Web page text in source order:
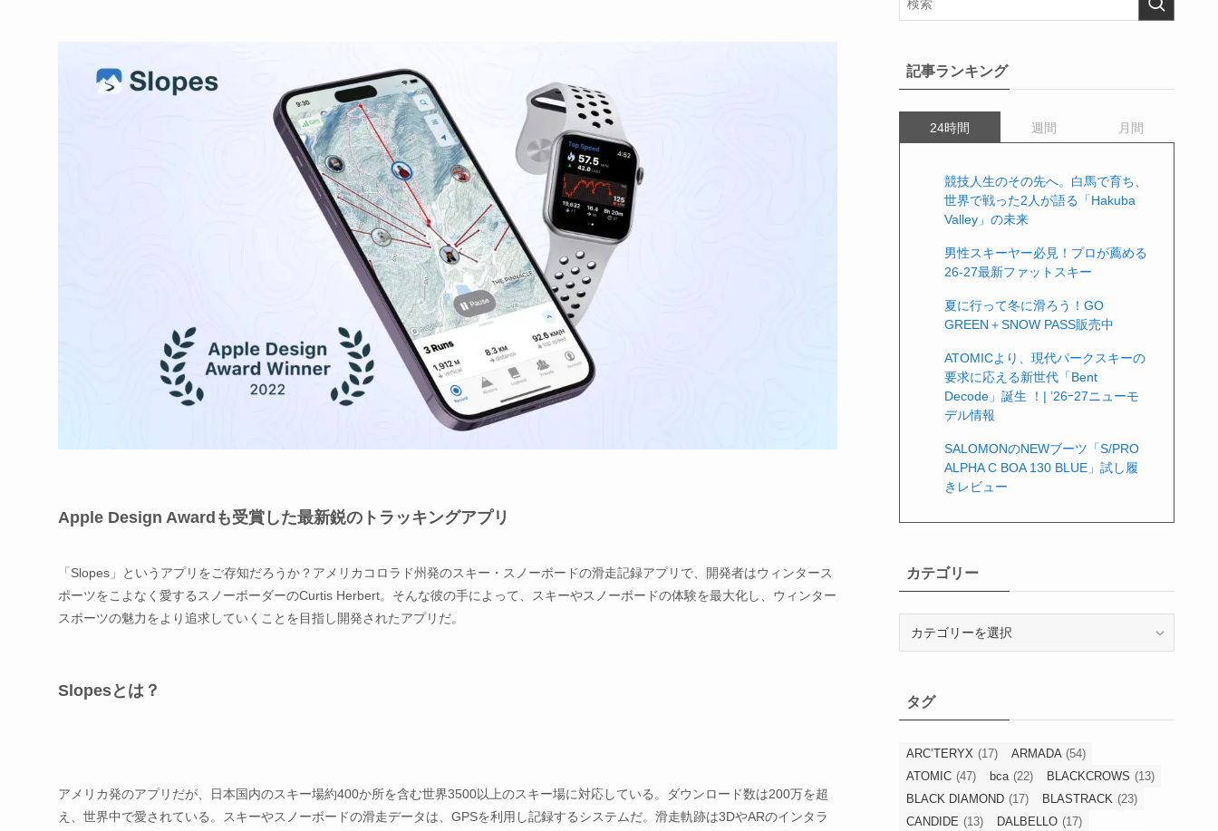
Apple Design Awardも受賞した最新鋭のトラッキングアプリ
「Slopes」というアプリをご存知だろうか？アメリカコロラド州発のスキー・スノーボードの滑走記録アプリで、開発者はウィンタース
ポーツをこよなく愛するスノーボーダーのCurtis Herbert。そんな彼の手によって、スキーやスノーボードの体験を最大化し、ウィンター
スポーツの魅力をより追求していくことを目指し開発されたアプリだ。
Slopesとは？
アメリカ発のアプリだが、日本国内のスキー場約400か所を含む世界3500以上のスキー場に対応している。ダウンロード数は200万を超
え、世界中で愛されている。スキーやスノーボードの滑走データは、GPSを利用し記録するシステムだ。滑走軌跡は3DやARのインタラ
記事ランキング
24時間 週間 月間
競技人生のその先へ。白馬で育ち、
世界で戦った2人が語る「Hakuba
Valley」の未来
男性スキーヤー必見！プロが薦める
26-27最新ファットスキー
夏に行って冬に滑ろう！GO
GREEN＋SNOW PASS販売中
ATOMICより、現代パークスキーの
要求に応える新世代「Bent
Decode」誕生 ！| ’26ｰ27ニューモ
デル情報
SALOMONのNEWブーツ「S/PRO
ALPHA C BOA 130 BLUE」試し履
きレビュー
カテゴリー
ータグ
ARC’TERYX (17) ARMADA (54)
ATOMIC (47) bca (22) BLACKCROWS (13)
BLACK DIAMOND (17) BLASTRACK (23)
CANDIDE (13) DALBELLO (17)